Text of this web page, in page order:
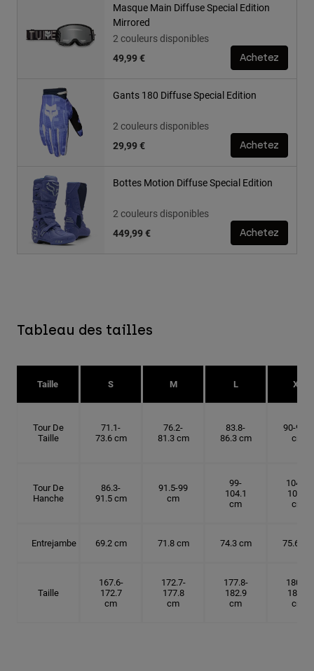
Masque Main Diffuse Special Edition
Mirrored
2 couleurs disponibles
49,99 €
Achetez
Gants 180 Diffuse Special Edition
2 couleurs disponibles
29,99 €
Achetez
Bottes Motion Diffuse Special Edition
2 couleurs disponibles
449,99 €
Achetez
Tableau des tailles
Taille S M L XL
Tour De
Taille
71.1-
73.6 cm
76.2-
81.3 cm
83.8-
86.3 cm
90-91.4
cm
Tour De
Hanche
86.3-
91.5 cm
91.5-99
cm
99-
104.1
cm
104.1-
109.2
cm
Entrejambe 69.2 cm 71.8 cm 74.3 cm 75.6 cm
Taille
167.6-
172.7
cm
172.7-
177.8
cm
177.8-
182.9
cm
180.3-
185.5
cm